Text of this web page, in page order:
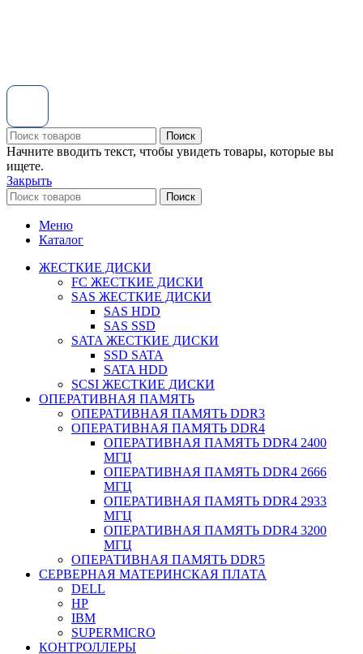
Поиск
Начните вводить текст, чтобы увидеть товары, которые вы
ищете.
Закрыть
Поиск
Меню
Каталог
ЖЕСТКИЕ ДИСКИ
FC ЖЕСТКИЕ ДИСКИ
SAS ЖЕСТКИЕ ДИСКИ
SAS HDD
SAS SSD
SATA ЖЕСТКИЕ ДИСКИ
SSD SATA
SATA HDD
SCSI ЖЕСТКИЕ ДИСКИ
ОПЕРАТИВНАЯ ПАМЯТЬ
ОПЕРАТИВНАЯ ПАМЯТЬ DDR3
ОПЕРАТИВНАЯ ПАМЯТЬ DDR4
ОПЕРАТИВНАЯ ПАМЯТЬ DDR4 2400
МГЦ
ОПЕРАТИВНАЯ ПАМЯТЬ DDR4 2666
МГЦ
ОПЕРАТИВНАЯ ПАМЯТЬ DDR4 2933
МГЦ
ОПЕРАТИВНАЯ ПАМЯТЬ DDR4 3200
МГЦ
ОПЕРАТИВНАЯ ПАМЯТЬ DDR5
СЕРВЕРНАЯ МАТЕРИНСКАЯ ПЛАТА
DELL
HP
IBM
SUPERMICRO
КОНТРОЛЛЕРЫ